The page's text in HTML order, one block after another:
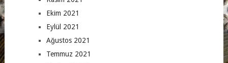
Ekim 2021
Eylül 2021
Ağustos 2021
Temmuz 2021